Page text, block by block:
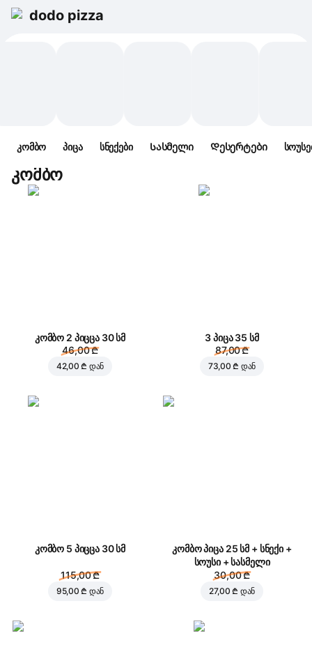
dodo pizza
კომბო პიცა სნექები Სასმელი Დესერტები
კომბო
კომბო 2 პიცცა 30 სმ
46,00 ₾
42,00 ₾ დან
3 პიცა 35 სმ
87,00 ₾
73,00 ₾ დან
კომბო 5 პიცცა 30 სმ
115,00 ₾
95,00 ₾ დან
კომბო პიცა 25 სმ + სნექი +
სოუსი + სასმელი
30,00 ₾
27,00 ₾ დან